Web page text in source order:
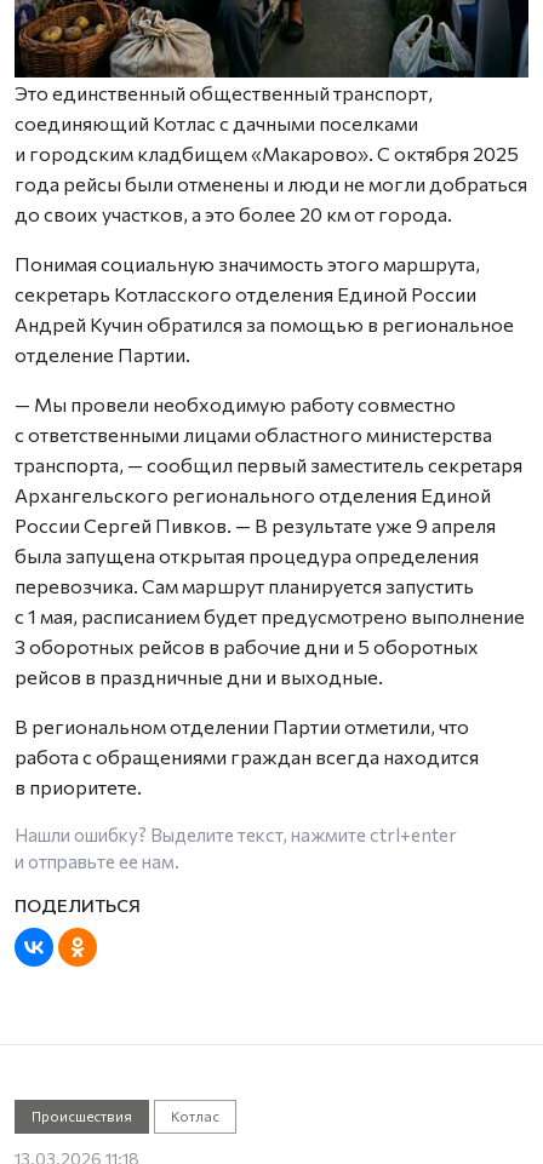
Это единственный общественный транспорт,
соединяющий Котлас с дачными поселками
и городским кладбищем «Макарово». С октября 2025
года рейсы были отменены и люди не могли добраться
до своих участков, а это более 20 км от города.
Понимая социальную значимость этого маршрута,
секретарь Котласского отделения Единой России
Андрей Кучин обратился за помощью в региональное
отделение Партии.
— Мы провели необходимую работу совместно
с ответственными лицами областного министерства
транспорта, — сообщил первый заместитель секретаря
Архангельского регионального отделения Единой
России Сергей Пивков. — В результате уже 9 апреля
была запущена открытая процедура определения
перевозчика. Сам маршрут планируется запустить
с 1 мая, расписанием будет предусмотрено выполнение
3 оборотных рейсов в рабочие дни и 5 оборотных
рейсов в праздничные дни и выходные.
В региональном отделении Партии отметили, что
работа с обращениями граждан всегда находится
в приоритете.
Нашли ошибку? Выделите текст, нажмите ctrl+enter
и отправьте ее нам.
Происшествия Котлас
13.03.2026 11:18